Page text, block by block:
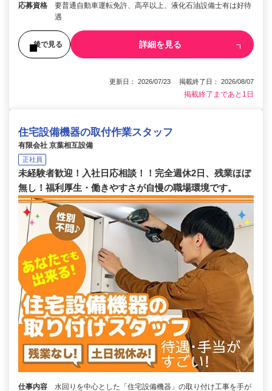
応募資格
要普通自動車運転免許、高卒以上、液化石油設備士有は好待
遇
後で見る 詳細を見る
更新日： 2026/07/23 掲載終了日： 2026/08/07
掲載終了まであと1日
住宅設備機器の取付作業スタッフ
有限会社 京葉相互設備
正社員
未経験者歓迎！入社日応相談！！完全週休2日、残業ほぼ
無し！福利厚生・働きやすさが自慢の職場環境です。
仕事内容 水回りを中心とした「住宅設備機器」の取り付け工事を手が